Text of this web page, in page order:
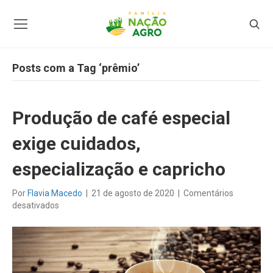
Posts com a Tag ‘prêmio’
Produção de café especial
exige cuidados,
especialização e capricho
Por Flavia Macedo 21 de agosto de 2020
Comentários
desativados
de
café
especial
exige